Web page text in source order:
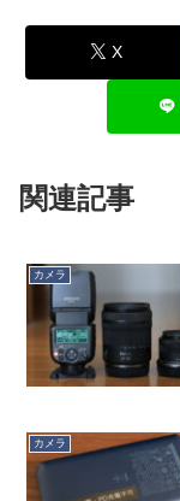
X
関連記事
カメラ
カメラ